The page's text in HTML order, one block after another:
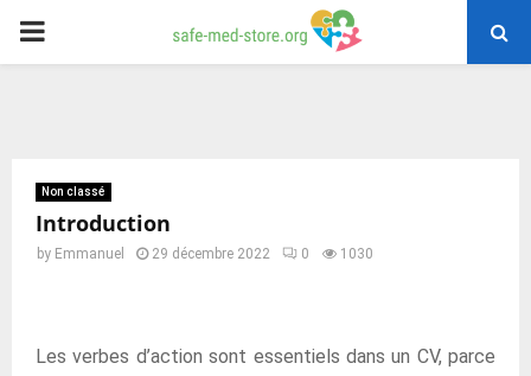
PRIMARY
Non classé
Introduction
by Emmanuel 29 décembre 2022 0 1030
Les verbes d’action sont essentiels dans un CV, parce